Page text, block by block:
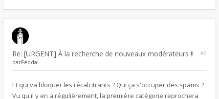
Re: [URGENT] À la recherche de nouveaux modérateurs !!
#9
parFéodal
Et qui va bloquer les récalcitrants ? Qui ça s'occuper des spams ?
Vu qu'il y en a régulièrement, la première catégorie reprochera